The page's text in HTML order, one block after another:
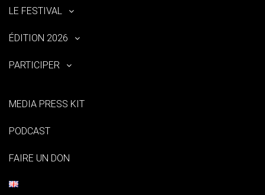
LE FESTIVAL
ÉDITION 2026
PARTICIPER
MEDIA PRESS KIT
PODCAST
FAIRE UN DON